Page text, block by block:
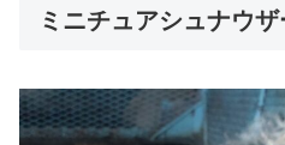
ミニチュアシュナウザ